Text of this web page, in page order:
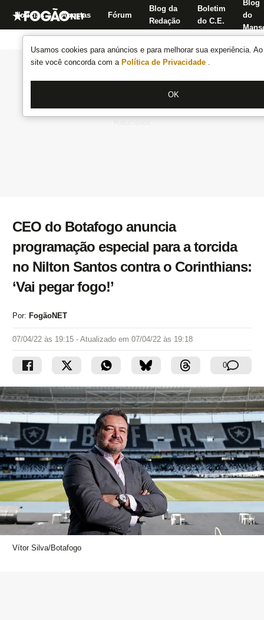
Usamos cookies para anúncios e para melhorar sua experiência.
site você concorda com a Política de Privacidade .
OK
Notícias Apostas Fórum
Blog da
Redação
Boletim
do C.E.
Blog
do
CEO do Botafogo anuncia
programação especial para a torcida
no Nilton Santos contra o Corinthians:
‘Vai pegar fogo!’
Por: FogãoNET
07/04/22 às 19:15 - Atualizado em 07/04/22 às 19:18
0
Vítor Silva/Botafogo